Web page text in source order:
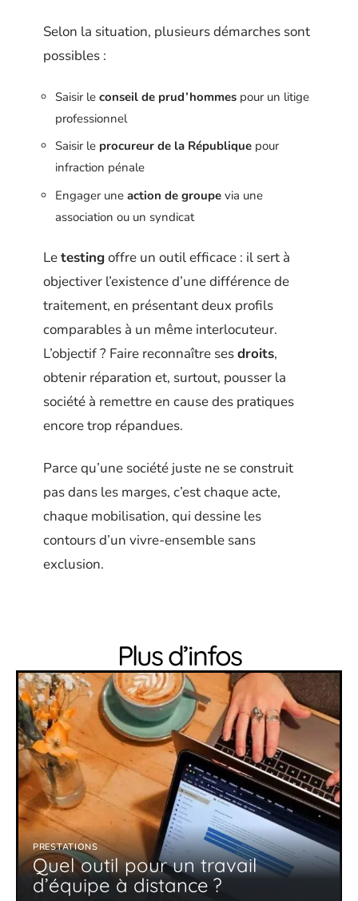
Selon la situation, plusieurs démarches sont
possibles :
Saisir le conseil de prud’hommes pour un litige
professionnel
Saisir le procureur de la République pour
infraction pénale
Engager une action de groupe via une
association ou un syndicat
Letestingoffre un outil efficace : il sert à
objectiver l’existence d’une différence de
traitement, en présentant deux profils
comparables à un même interlocuteur.
L’objectif ? Faire reconnaître sesdroits,
obtenir réparation et, surtout, pousser la
société à remettre en cause des pratiques
encore trop répandues.
Parce qu’une société juste ne se construit
pas dans les marges, c’est chaque acte,
chaque mobilisation, qui dessine les
contours d’un vivre-ensemble sans
exclusion.
Plus d’infos
PRESTATIONS
Quel outil pour un travail
d’équipe à distance ?